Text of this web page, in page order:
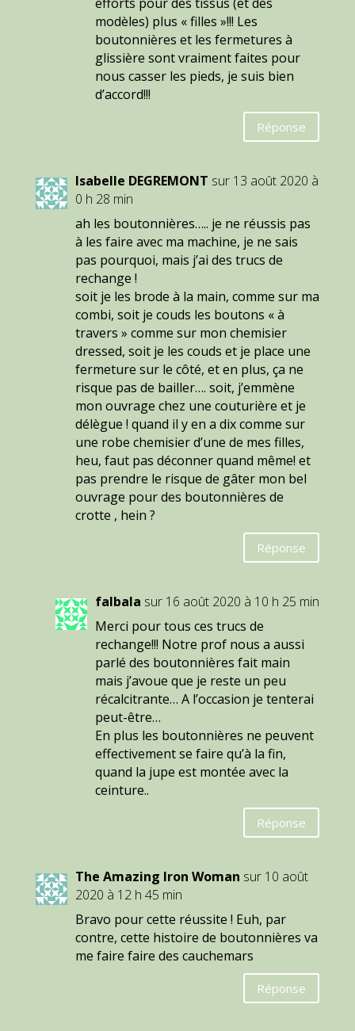
modèles) plus « filles »!!! Les
boutonnières et les fermetures à
glissière sont vraiment faites pour
nous casser les pieds, je suis bien
d’accord!!!
Réponse
Isabelle DEGREMONT sur 13 août 2020 à
0 h 28 min
ah les boutonnières….. je ne réussis pas
à les faire avec ma machine, je ne sais
pas pourquoi, mais j’ai des trucs de
rechange !
soit je les brode à la main, comme sur ma
combi, soit je couds les boutons « à
travers » comme sur mon chemisier
dressed, soit je les couds et je place une
fermeture sur le côté, et en plus, ça ne
risque pas de bailler…. soit, j’emmène
mon ouvrage chez une couturière et je
délègue ! quand il y en a dix comme sur
une robe chemisier d’une de mes filles,
heu, faut pas déconner quand même! et
pas prendre le risque de gâter mon bel
ouvrage pour des boutonnières de
crotte , hein ?
Réponse
falbala sur 16 août 2020 à 10 h 25 min
Merci pour tous ces trucs de
rechange!!! Notre prof nous a aussi
parlé des boutonnières fait main
mais j’avoue que je reste un peu
récalcitrante… A l’occasion je tenterai
peut-être…
En plus les boutonnières ne peuvent
effectivement se faire qu’à la fin,
quand la jupe est montée avec la
ceinture..
Réponse
The Amazing Iron Woman sur 10 août
2020 à 12 h 45 min
Bravo pour cette réussite ! Euh, par
contre, cette histoire de boutonnières va
me faire faire des cauchemars
Réponse